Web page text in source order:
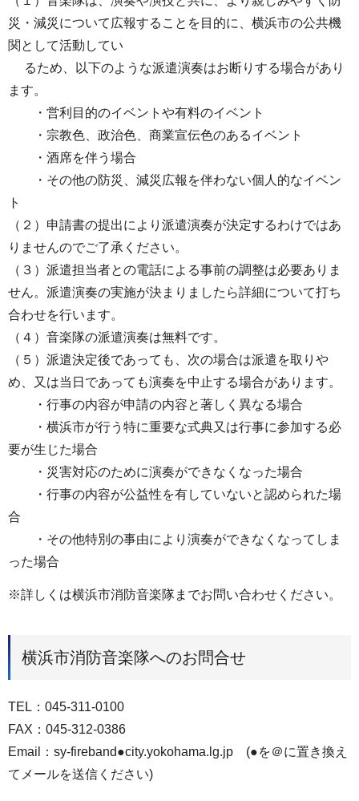
災・減災について広報することを目的に、横浜市の公共機
関として活動してい
るため、以下のような派遣演奏はお断りする場合があり
ます。
・営利目的のイベントや有料のイベント
・宗教色、政治色、商業宣伝色のあるイベント
・酒席を伴う場合
・その他の防災、減災広報を伴わない個人的なイベン
ト
（２）申請書の提出により派遣演奏が決定するわけではあ
りませんのでご了承ください。
（３）派遣担当者との電話による事前の調整は必要ありま
せん。派遣演奏の実施が決まりましたら詳細について打ち
合わせを行います。
（４）音楽隊の派遣演奏は無料です。
（５）派遣決定後であっても、次の場合は派遣を取りや
め、又は当日であっても演奏を中止する場合があります。
・行事の内容が申請の内容と著しく異なる場合
・横浜市が行う特に重要な式典又は行事に参加する必
要が生じた場合
・災害対応のために演奏ができなくなった場合
・行事の内容が公益性を有していないと認められた場
合
・その他特別の事由により演奏ができなくなってしま
った場合
※詳しくは横浜市消防音楽隊までお問い合わせください。
横浜市消防音楽隊へのお問合せ
TEL：045-311-0100
FAX：045-312-0386
Email：sy-fireband●city.yokohama.lg.jp (●を＠に置き換え
てメールを送信ください)